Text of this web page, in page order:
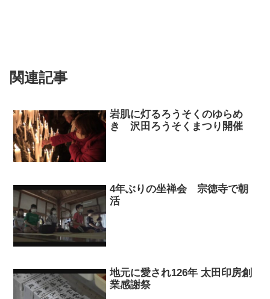
関連記事
岩肌に灯るろうそくのゆらめ
き 沢田ろうそくまつり開催
4年ぶりの坐禅会 宗徳寺で朝
活
地元に愛され126年 太田印房創
業感謝祭